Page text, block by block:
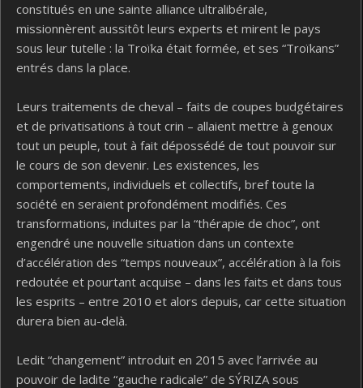
constitués en une sainte alliance ultralibérale,
missionnèrent aussitôt leurs experts et mirent le pays
sous leur tutelle : la Troïka était formée, et ses “Troïkans”
entrés dans la place.
Leurs traitements de cheval – faits de coupes budgétaires
et de privatisations à tout crin – allaient mettre à genoux
tout un peuple, tout à fait dépossédé de tout pouvoir sur
le cours de son devenir. Les existences, les
comportements, individuels et collectifs, bref toute la
société en seraient profondément modifiés. Ces
transformations, induites par la “thérapie de choc”, ont
engendré une nouvelle situation dans un contexte
d’accélération des “temps nouveaux”, accélération à la fois
redoutée et pourtant acquise – dans les faits et dans tous
les esprits – entre 2010 et alors depuis, car cette situation
durera bien au-delà.
Ledit “changement” introduit en 2015 avec l’arrivée au
pouvoir de ladite “gauche radicale” de SÝRIZA sous